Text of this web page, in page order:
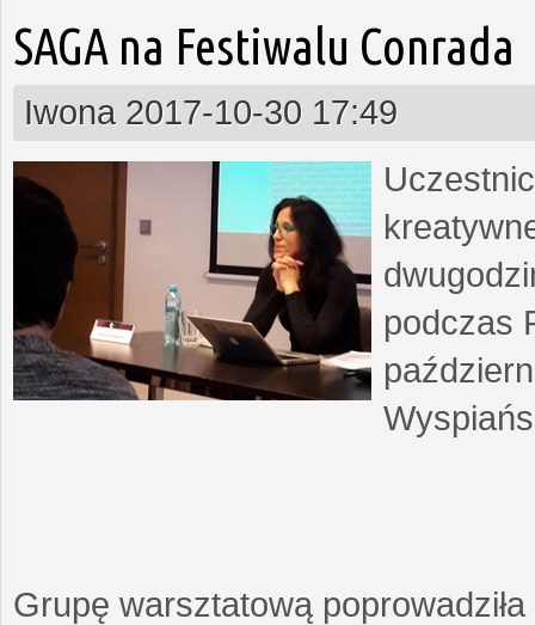
SAGA na Festiwalu Conrada
Iwona 2017-10-30 17:49
podczas
Grupę warsztatową